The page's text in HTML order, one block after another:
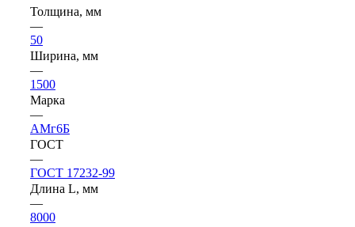
Толщина, мм
—
50
Ширина, мм
—
1500
Марка
—
АМг6Б
ГОСТ
—
ГОСТ 17232-99
Длина L, мм
—
8000